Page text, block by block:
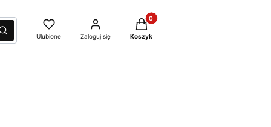
Szukaj Ulubione Zaloguj się
Produkty w koszyku: 0. Zobacz
Koszyk